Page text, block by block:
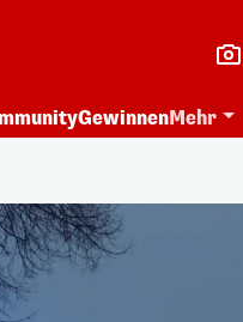
GewinnenMehr